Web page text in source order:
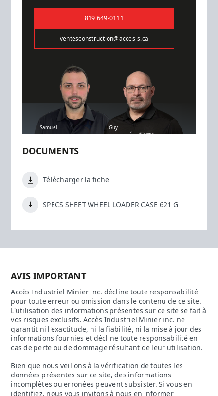
819 649-0111
ventesconstruction@acces-s.ca
Samuel Guy
DOCUMENTS
Télécharger la fiche
SPECS SHEET WHEEL LOADER CASE 621 G
AVIS IMPORTANT
Accès Industriel Minier inc. décline toute responsabilité
pour toute erreur ou omission dans le contenu de ce site.
L'utilisation des informations présentes sur ce site se fait à
vos risques exclusifs. Accès Industriel Minier inc. ne
garantit ni l'exactitude, ni la fiabilité, ni la mise à jour des
informations fournies et décline toute responsabilité en
cas de perte ou de dommage résultant de leur utilisation.
Bien que nous veillons à la vérification de toutes les
données présentes sur ce site, des informations
incomplètes ou erronées peuvent subsister. Si vous en
identifiez, nous vous invitons à nous en informer